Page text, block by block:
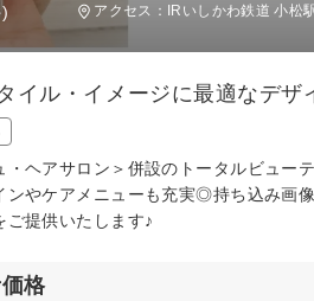
アクセス：IRいしかわ鉄道 小松
イル・イメージに最適なデ
・ヘアサロン＞併設のトータルビュ
ンやケアメニューも充実◎持ち込み画
ご提供いたします♪
格